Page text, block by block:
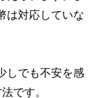
は対応していな
しでも不安を感
です。